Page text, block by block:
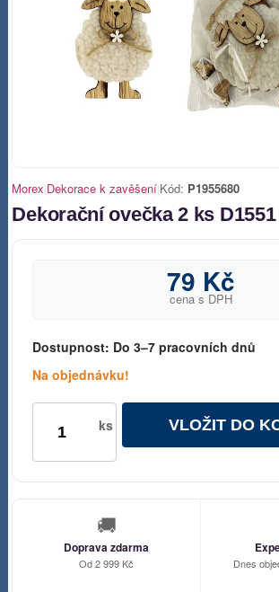
Morex|Dekorace k zavěšení|Kód: P1955680
Dekorační ovečka 2 ks D1551
79 Kč
cena s DPH
Dostupnost: Do 3–7 pracovních dnů
Na objednávku!
ks VLOŽIT DO
🚚
Doprava zdarma
Od 2 999 Kč Dnes